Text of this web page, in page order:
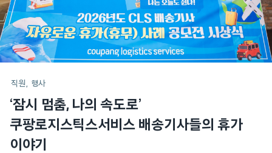
직원 행사
‘잠시 멈춤, 나의 속도로’
쿠팡로지스틱스서비스 배송기사들의 휴가
이야기